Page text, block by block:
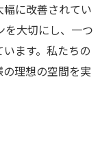
に改善されてい
を大切にし、一つ
ます。私たちの
理想の空間を実